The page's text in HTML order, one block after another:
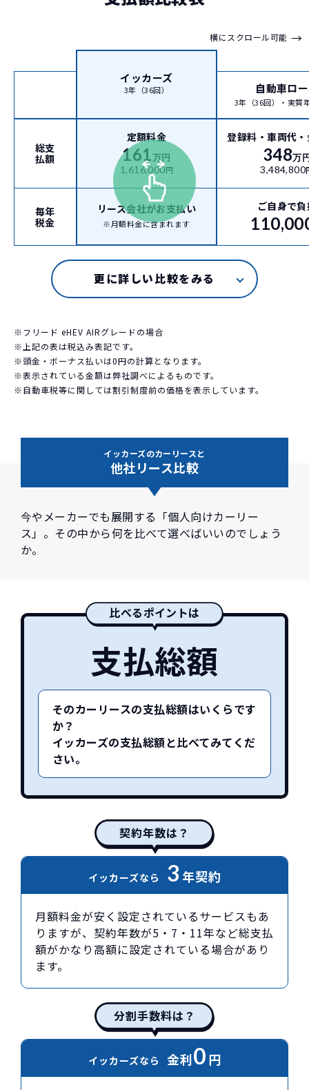
横にスクロール可能 →
イッカーズ
3年（36回） 自動車ロ
3年（36回）・実質
総支
払額
定額料金
161万円
1,616,000円
登録料・車両代
348万
3,484,800
毎年
税金
リース会社がお支払い
※月額料金に含まれます
ご自身で
※フリード eHEV AIRグレードの場合
※上記の表は税込み表記です。
※頭金・ボーナス払いは0円の計算となります。
※表示されている金額は弊社調べによるものです。
※自動車税等に関しては割引制度前の価格を表示しています。
イッカーズのカーリースと
他社リース比較
今やメーカーでも展開する「個人向けカーリー
ス」。その中から何を比べて選べばいいのでしょう
か。
比べるポイントは
支払総額
そのカーリースの支払総額はいくらです
か？
イッカーズの支払総額と比べてみてくだ
さい。
契約年数は？
イッカーズなら 3 年契約
月額料金が安く設定されているサービスもあ
りますが、契約年数が5・7・11年など総支払
額がかなり高額に設定されている場合があり
ます。
分割手数料は？
イッカーズなら 金利0円